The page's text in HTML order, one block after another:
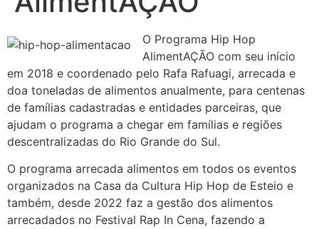
O Programa Hip Hop
AlimentAÇÃO com seu início
em 2018 e coordenado pelo Rafa Rafuagi, arrecada e
doa toneladas de alimentos anualmente, para centenas
de famílias cadastradas e entidades parceiras, que
ajudam o programa a chegar em famílias e regiões
descentralizadas do Rio Grande do Sul.
O programa arrecada alimentos em todos os eventos
organizados na Casa da Cultura Hip Hop de Esteio e
também, desde 2022 faz a gestão dos alimentos
arrecadados no Festival Rap In Cena, fazendo a